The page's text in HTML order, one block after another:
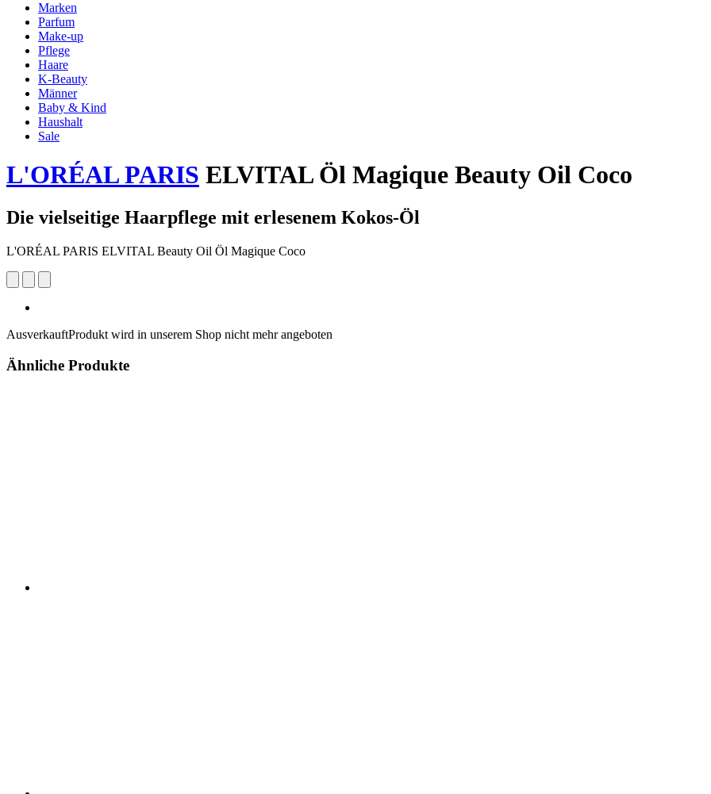
Marken
Parfum
Make-up
Pflege
Haare
K-Beauty
Männer
Baby & Kind
Haushalt
Sale
L'ORÉAL PARIS ELVITAL Öl Magique Beauty Oil Coco
Die vielseitige Haarpflege mit erlesenem Kokos-Öl
L'ORÉAL PARIS ELVITAL Beauty Oil Öl Magique Coco
AusverkauftProdukt wird in unserem Shop nicht mehr angeboten
Ähnliche Produkte